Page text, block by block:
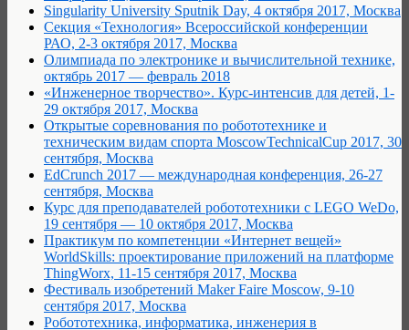
Singularity University Sputnik Day, 4 октября 2017, Москва
Cекция «Технология» Всероссийской конференции
РАО, 2-3 октября 2017, Москва
Олимпиада по электронике и вычислительной технике,
октябрь 2017 — февраль 2018
«Инженерное творчество». Курс-интенсив для детей, 1-
29 октября 2017, Москва
Открытые соревнования по робототехнике и
техническим видам спорта MoscowTechnicalCup 2017, 30
сентября, Москва
EdCrunch 2017 — международная конференция, 26-27
сентября, Москва
Курс для преподавателей робототехники с LEGO WeDo,
19 сентября — 10 октября 2017, Москва
Практикум по компетенции «Интернет вещей»
WorldSkills: проектирование приложений на платформе
ThingWorx, 11-15 сентября 2017, Москва
Фестиваль изобретений Maker Faire Moscow, 9-10
сентября 2017, Москва
Робототехника, информатика, инженерия в